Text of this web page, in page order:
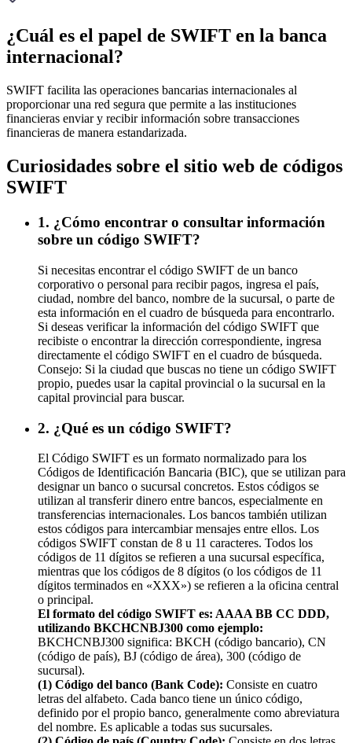
¿Cuál es el papel de SWIFT en la banca
internacional?
SWIFT facilita las operaciones bancarias internacionales al
proporcionar una red segura que permite a las instituciones
financieras enviar y recibir información sobre transacciones
financieras de manera estandarizada.
Curiosidades sobre el sitio web de códigos
SWIFT
1. ¿Cómo encontrar o consultar información
sobre un código SWIFT?
Si necesitas encontrar el código SWIFT de un banco
corporativo o personal para recibir pagos, ingresa el país,
ciudad, nombre del banco, nombre de la sucursal, o parte de
esta información en el cuadro de búsqueda para encontrarlo.
Si deseas verificar la información del código SWIFT que
recibiste o encontrar la dirección correspondiente, ingresa
directamente el código SWIFT en el cuadro de búsqueda.
Consejo: Si la ciudad que buscas no tiene un código SWIFT
propio, puedes usar la capital provincial o la sucursal en la
capital provincial para buscar.
2. ¿Qué es un código SWIFT?
El Código SWIFT es un formato normalizado para los
Códigos de Identificación Bancaria (BIC), que se utilizan para
designar un banco o sucursal concretos. Estos códigos se
utilizan al transferir dinero entre bancos, especialmente en
transferencias internacionales. Los bancos también utilizan
estos códigos para intercambiar mensajes entre ellos. Los
códigos SWIFT constan de 8 u 11 caracteres. Todos los
códigos de 11 dígitos se refieren a una sucursal específica,
mientras que los códigos de 8 dígitos (o los códigos de 11
dígitos terminados en «XXX») se refieren a la oficina central
o principal.
El formato del código SWIFT es: AAAA BB CC DDD,
utilizando BKCHCNBJ300 como ejemplo:
BKCHCNBJ300 significa: BKCH (código bancario), CN
(código de país), BJ (código de área), 300 (código de
sucursal).
(1) Código del banco (Bank Code): Consiste en cuatro
letras del alfabeto. Cada banco tiene un único código,
definido por el propio banco, generalmente como abreviatura
del nombre. Es aplicable a todas sus sucursales.